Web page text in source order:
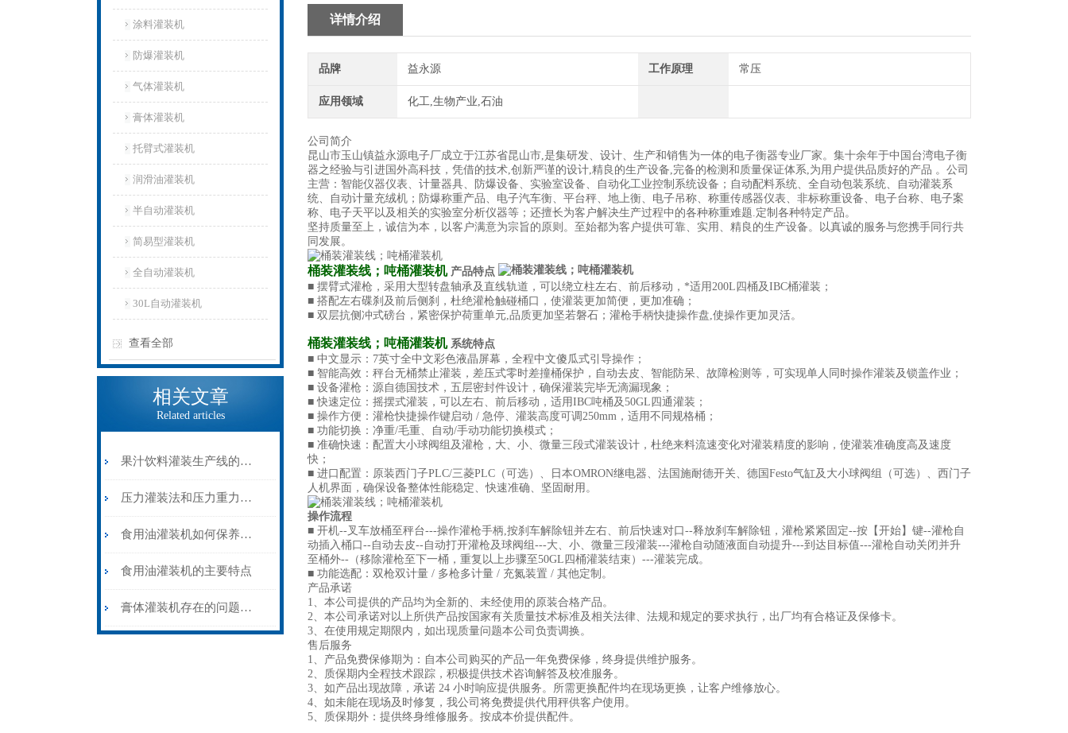
涂料灌装机
防爆灌装机
气体灌装机
膏体灌装机
托臂式灌装机
润滑油灌装机
半自动灌装机
简易型灌装机
全自动灌装机
30L自动灌装机
查看全部
相关文章
Related articles
果汁饮料灌装生产线的标准
压力灌装法和压力重力灌装法的区别
食用油灌装机如何保养维护？
食用油灌装机的主要特点
膏体灌装机存在的问题有哪些？
详情介绍
品牌 益永源 工作原理 常压
应用领域 化工,生物产业,石油
公司简介
昆山市玉山镇益永源电子厂成立于江苏省昆山市,是集研发、设计、生产和销售为一体的电子衡器专业厂家。集十余年于中国台湾电子衡
器之经验与引进国外高科技，凭借的技术,创新严谨的设计,精良的生产设备,完备的检测和质量保证体系,为用户提供品质好的产品 。公司
主营：智能仪器仪表、计量器具、防爆设备、实验室设备、自动化工业控制系统设备；自动配料系统、全自动包装系统、自动灌装系
统、自动计量充绒机；防爆称重产品、电子汽车衡、平台秤、地上衡、电子吊称、称重传感器仪表、非标称重设备、电子台称、电子案
称、电子天平以及相关的实验室分析仪器等；还擅长为客户解决生产过程中的各种称重难题.定制各种特定产品。
坚持质量至上，诚信为本，以客户满意为宗旨的原则。至始都为客户提供可靠、实用、精良的生产设备。以真诚的服务与您携手同行共
同发展。
桶装灌装线；吨桶灌装机 产品特点
■ 摆臂式灌枪，采用大型转盘轴承及直线轨道，可以绕立柱左右、前后移动，*适用200L四桶及IBC桶灌装；
■ 搭配左右碟刹及前后侧刹，杜绝灌枪触碰桶口，使灌装更加简便，更加准确；
■ 双层抗侧冲式磅台，紧密保护荷重单元,品质更加坚若磐石；灌枪手柄快捷操作盘,使操作更加灵活。
桶装灌装线；吨桶灌装机 系统特点
■ 中文显示：7英寸全中文彩色液晶屏幕，全程中文傻瓜式引导操作；
■ 智能高效：秤台无桶禁止灌装，差压式零时差撞桶保护，自动去皮、智能防呆、故障检测等，可实现单人同时操作灌装及锁盖作业；
■ 设备灌枪：源自德国技术，五层密封件设计，确保灌装完毕无滴漏现象；
■ 快速定位：摇摆式灌装，可以左右、前后移动，适用IBC吨桶及50GL四通灌装；
■ 操作方便：灌枪快捷操作键启动 / 急停、灌装高度可调250mm，适用不同规格桶；
■ 功能切换：净重/毛重、自动/手动功能切换模式；
■ 准确快速：配置大小球阀组及灌枪，大、小、微量三段式灌装设计，杜绝来料流速变化对灌装精度的影响，使灌装准确度高及速度
快；
■ 进口配置：原装西门子PLC/三菱PLC（可选）、日本OMRON继电器、法国施耐德开关、德国Festo气缸及大小球阀组（可选）、西门子
人机界面，确保设备整体性能稳定、快速准确、坚固耐用。
操作流程
■ 开机--叉车放桶至秤台---操作灌枪手柄,按刹车解除钮并左右、前后快速对口--释放刹车解除钮，灌枪紧紧固定--按【开始】键--灌枪自
动插入桶口--自动去皮--自动打开灌枪及球阀组---大、小、微量三段灌装---灌枪自动随液面自动提升---到达目标值---灌枪自动关闭并升
至桶外--（移除灌枪至下一桶，重复以上步骤至50GL四桶灌装结束）---灌装完成。
■ 功能选配：双枪双计量 / 多枪多计量 / 充氮装置 / 其他定制。
产品承诺
1、本公司提供的产品均为全新的、未经使用的原装合格产品。
2、本公司承诺对以上所供产品按国家有关质量技术标准及相关法律、法规和规定的要求执行，出厂均有合格证及保修卡。
3、在使用规定期限内，如出现质量问题本公司负责调换。
售后服务
1、产品免费保修期为：自本公司购买的产品一年免费保修，终身提供维护服务。
2、质保期内全程技术跟踪，积极提供技术咨询解答及校准服务。
3、如产品出现故障，承诺 24 小时响应提供服务。所需更换配件均在现场更换，让客户维修放心。
4、如未能在现场及时修复，我公司将免费提供代用秤供客户使用。
5、质保期外：提供终身维修服务。按成本价提供配件。